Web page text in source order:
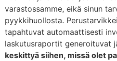
varastossamme, eikä sinun
pyykkihuollosta.
tapahtuvat automaattisesti
laskutusraportit generoituvat
keskittyä siihen, missä olet